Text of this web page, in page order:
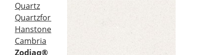
Quartz
Quartzforms
Hanstone
Cambria
Zodiaq®